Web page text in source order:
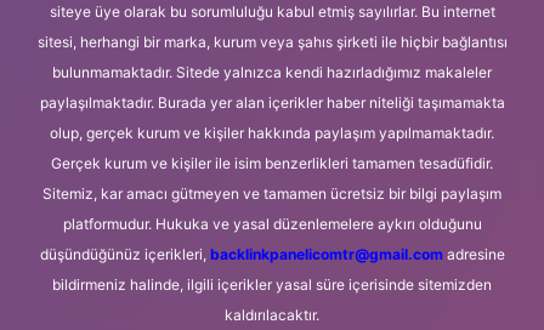
siteye üye olarak bu sorumluluğu kabul etmiş sayılırlar. Bu internet
sitesi, herhangi bir marka, kurum veya şahıs şirketi ile hiçbir bağlantısı
bulunmamaktadır. Sitede yalnızca kendi hazırladığımız makaleler
paylaşılmaktadır. Burada yer alan içerikler haber niteliği taşımamakta
olup, gerçek kurum ve kişiler hakkında paylaşım yapılmamaktadır.
Gerçek kurum ve kişiler ile isim benzerlikleri tamamen tesadüfidir.
Sitemiz, kar amacı gütmeyen ve tamamen ücretsiz bir bilgi paylaşım
platformudur. Hukuka ve yasal düzenlemelere aykırı olduğunu
düşündüğünüz içerikleri, backlinkpanelicomtr@gmail.comadresine
bildirmeniz halinde, ilgili içerikler yasal süre içerisinde sitemizden
kaldırılacaktır.